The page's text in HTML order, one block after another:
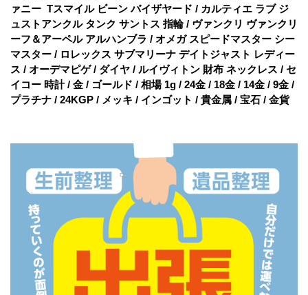
ァニー Tスマイル ビーン バイザヤード / カルティエ ラブ ジ
ュストアンクル タンク サントス 指輪 / ヴァンクリ ヴァンクリ
ーフ＆アーペル アルハンブラ / オメガ スピードマスター シー
マスター / ロレックス サブマリーナ デイトジャスト レディー
ス / オーデマピゲ / ダイヤ / ルイヴィトン 財布 ネックレス / セ
イコー 時計 / 金 / ゴールド / 相場 1g / 24金 / 18金 / 14金 / 9金 /
プラチナ / 24KGP / メッキ / インゴット / 貴金属 / 宝石 / 金貨